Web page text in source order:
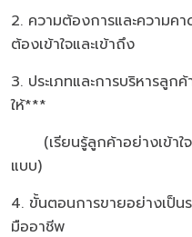
2. ความต้องการและความ
ต้องเข้าใจและเข้าถึง
3. ประเภทและการบริหารลู
ให้***
(เรียนรู้ลูกค้าอย่างเข้าใ
แบบ)
4. ขั้นตอนการขายอย่างเป็น
มืออาชีพ